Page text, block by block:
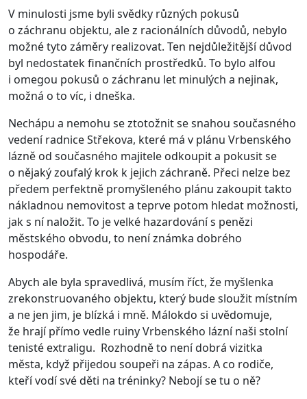
V minulosti jsme byli svědky různých pokusů
o záchranu objektu, ale z racionálních důvodů, nebylo
možné tyto záměry realizovat. Ten nejdůležitější důvod
byl nedostatek finančních prostředků. To bylo alfou
i omegou pokusů o záchranu let minulých a nejinak,
možná o to víc, i dneška.
Nechápu a nemohu se ztotožnit se snahou současného
vedení radnice Střekova, které má v plánu Vrbenského
lázně od současného majitele odkoupit a pokusit se
o nějaký zoufalý krok k jejich záchraně. Přeci nelze bez
předem perfektně promyšleného plánu zakoupit takto
nákladnou nemovitost a teprve potom hledat možnosti,
jak s ní naložit. To je velké hazardování s penězi
městského obvodu, to není známka dobrého
hospodáře.
Abych ale byla spravedlivá, musím říct, že myšlenka
zrekonstruovaného objektu, který bude sloužit místním
a ne jen jim, je blízká i mně. Málokdo si uvědomuje,
že hrají přímo vedle ruiny Vrbenského lázní naši stolní
tenisté extraligu. Rozhodně to není dobrá vizitka
města, když přijedou soupeři na zápas. A co rodiče,
kteří vodí své děti na tréninky? Nebojí se tu o ně?